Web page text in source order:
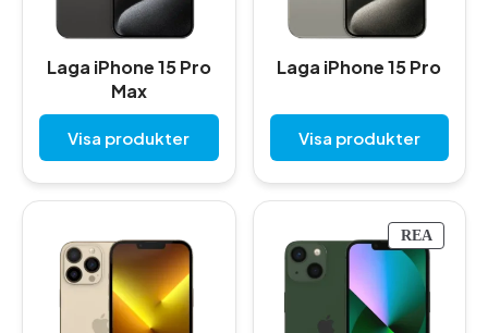
Laga iPhone 15 Pro
Max
Visa produkter
Laga iPhone 15 Pro
Visa produkter
REAP
R